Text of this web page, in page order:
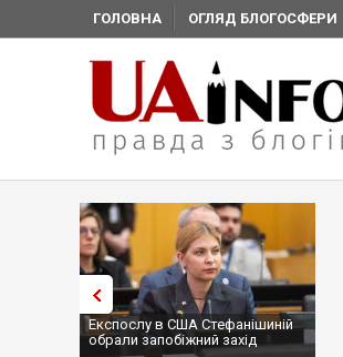
ГОЛОВНА ОГЛЯД БЛОГОСФЕРИ
Експослу в США Стефанішиній
обрали запобіжний захід